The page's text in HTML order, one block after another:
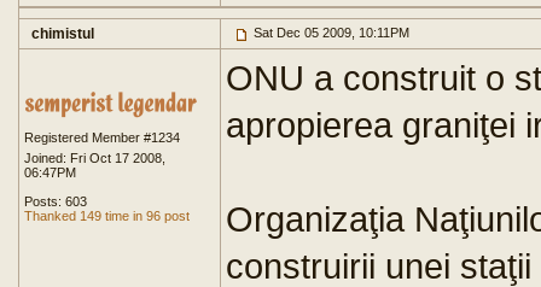
chimistul Sat Dec 05 2009, 10:11PM
Registered Member #1234
Joined: Fri Oct 17 2008,
06:47PM
Posts: 603
Thanked 149 time in 96 post
ONU a construit o
apropierea graniţei
Organizaţia
construirii unei